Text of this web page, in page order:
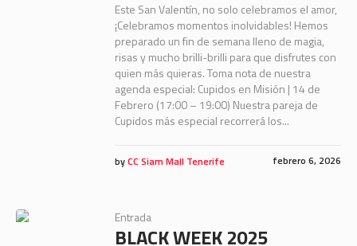
Este San Valentín, no solo celebramos el amor,
¡Celebramos momentos inolvidables! Hemos
preparado un fin de semana lleno de magia,
risas y mucho brilli-brilli para que disfrutes con
quien más quieras. Toma nota de nuestra
agenda especial: Cupidos en Misión | 14 de
Febrero (17:00 – 19:00) Nuestra pareja de
Cupidos más especial recorrerá los...
febrero 6, 2026
byCC Siam Mall Tenerife
Entrada
BLACK WEEK 2025